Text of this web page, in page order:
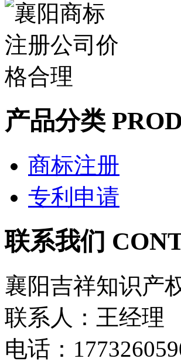
产品分类
商标注册
专利申请
联系我们
襄阳吉祥知识产
联系人：王经理
电话：